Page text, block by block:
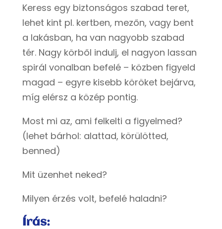
Keress egy biztonságos szabad teret,
lehet kint pl. kertben, mezőn, vagy bent
a lakásban, ha van nagyobb szabad
tér. Nagy körből indulj, el nagyon lassan
spirál vonalban befelé – közben figyeld
magad – egyre kisebb köröket bejárva,
míg elérsz a közép pontig.
Most mi az, ami felkelti a figyelmed?
(lehet bárhol: alattad, körülötted,
benned)
Mit üzenhet neked?
Milyen érzés volt, befelé haladni?
Írás: